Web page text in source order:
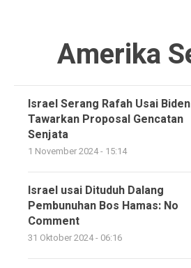
Amerika
Israel Serang Rafah Usai Biden
Tawarkan Proposal Gencatan
Senjata
1 November 2024 - 15:14
Israel usai Dituduh Dalang
Pembunuhan Bos Hamas: No
Comment
31 Oktober 2024 - 06:16